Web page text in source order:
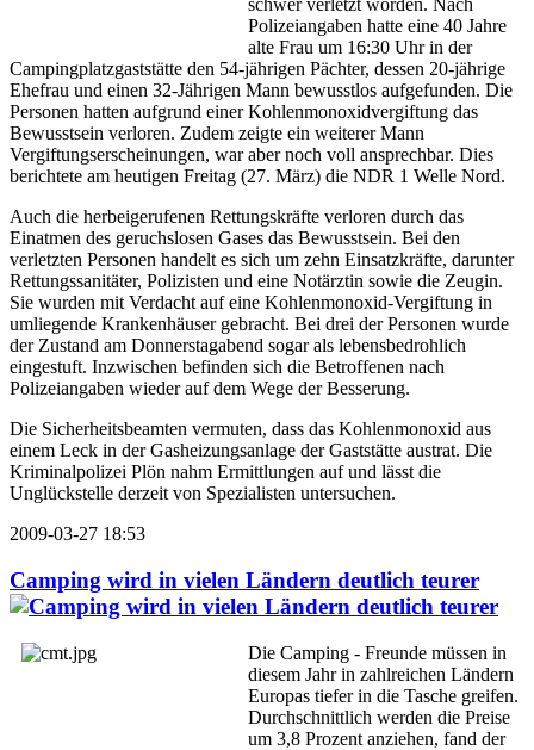
schwer verletzt worden. Nach
Polizeiangaben hatte eine 40 Jahre
alte Frau um 16:30 Uhr in der
Campingplatzgaststätte den 54-jährigen Pächter, dessen 20-jährige
Ehefrau und einen 32-Jährigen Mann bewusstlos aufgefunden. Die
Personen hatten aufgrund einer Kohlenmonoxidvergiftung das
Bewusstsein verloren. Zudem zeigte ein weiterer Mann
Vergiftungserscheinungen, war aber noch voll ansprechbar. Dies
berichtete am heutigen Freitag (27. März) die NDR 1 Welle Nord.
Auch die herbeigerufenen Rettungskräfte verloren durch das
Einatmen des geruchslosen Gases das Bewusstsein. Bei den
verletzten Personen handelt es sich um zehn Einsatzkräfte, darunter
Rettungssanitäter, Polizisten und eine Notärztin sowie die Zeugin.
Sie wurden mit Verdacht auf eine Kohlenmonoxid-Vergiftung in
umliegende Krankenhäuser gebracht. Bei drei der Personen wurde
der Zustand am Donnerstagabend sogar als lebensbedrohlich
eingestuft. Inzwischen befinden sich die Betroffenen nach
Polizeiangaben wieder auf dem Wege der Besserung.
Die Sicherheitsbeamten vermuten, dass das Kohlenmonoxid aus
einem Leck in der Gasheizungsanlage der Gaststätte austrat. Die
Kriminalpolizei Plön nahm Ermittlungen auf und lässt die
Unglückstelle derzeit von Spezialisten untersuchen.
2009-03-27 18:53
Camping wird in vielen Ländern deutlich teurer
Die Camping - Freunde müssen in
diesem Jahr in zahlreichen Ländern
Europas tiefer in die Tasche greifen.
Durchschnittlich werden die Preise
um 3,8 Prozent anziehen, fand der